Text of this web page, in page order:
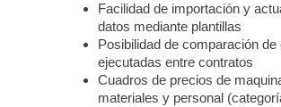
Facilidad de importación y
datos mediante plantillas
Posibilidad de comparación de
ejecutadas entre contratos
Cuadros de precios de
materiales y personal